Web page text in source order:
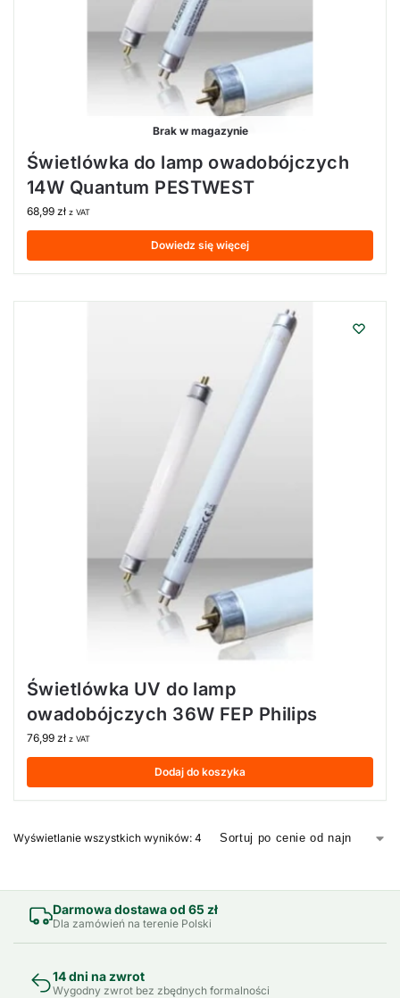
Brak w magazynie
Świetlówka do lamp owadobójczych
14W Quantum PESTWEST
68,99 zł z VAT
Dowiedz się więcej
Świetlówka UV do lamp
owadobójczych 36W FEP Philips
76,99 zł z VAT
Dodaj do koszyka
Wyświetlanie wszystkich wyników: 4
Darmowa dostawa od 65 zł
Dla zamówień na terenie Polski
14 dni na zwrot
Wygodny zwrot bez zbędnych formalności